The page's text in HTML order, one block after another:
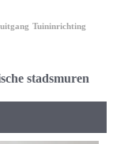
Tuininrichting
stadsmuren